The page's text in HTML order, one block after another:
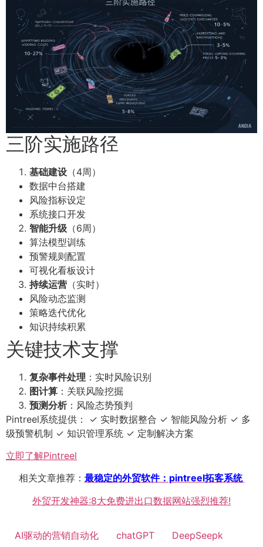
三阶实施路径
基础建设 （4周）
数据中台搭建
风险指标设定
系统接口开发
智能升级 （6周）
算法模型训练
预警规则配置
可视化看板设计
持续运营 （实时）
风险动态监测
策略迭代优化
知识持续积累
关键技术支撑
复杂事件处理 ：实时风险识别
图计算 ：关联风险挖掘
预测分析：风险态势预判
Pintreel系统提供： ✓ 实时数据整合 ✓ 智能风险分析 ✓ 多
级预警机制 ✓ 知识管理系统 ✓ 定制解决方案
立即了解Pintreel
相关文章推荐： 最稳定的外贸软件：pintreel拓客系统
外贸开发神器:8大免费进出口数据网站强烈推荐!
AI驱动的营销自动化 chatGPT DeepSeepk